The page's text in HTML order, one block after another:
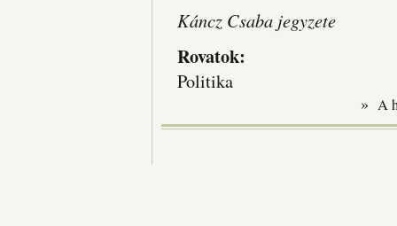
Káncz Csaba jegyzete
Rovatok:
Politika
» A